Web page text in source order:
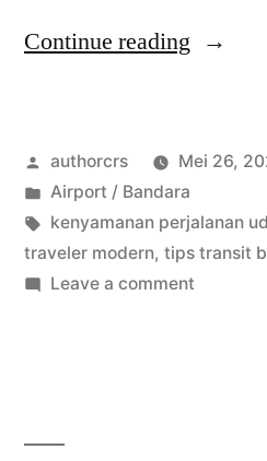
Continue reading “Tips
Aman
Transit
di
Bandara:
Posted
by
authorcrs
Mei 26,
Posted
in
Airport / Bandara
Tags:
kenyamanan perjalanan
traveler modern, tips transit
Leave a commenton